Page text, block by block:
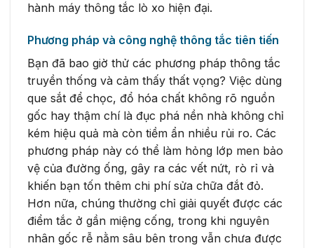
hành máy thông tắc lò xo hiện đại.
Phương pháp và công nghệ thông tắc tiên tiến
Bạn đã bao giờ thử các phương pháp thông tắc
truyền thống và cảm thấy thất vọng? Việc dùng
que sắt để chọc, đổ hóa chất không rõ nguồn
gốc hay thậm chí là đục phá nền nhà không chỉ
kém hiệu quả mà còn tiềm ẩn nhiều rủi ro. Các
phương pháp này có thể làm hỏng lớp men bảo
vệ của đường ống, gây ra các vết nứt, rò rỉ và
khiến bạn tốn thêm chi phí sửa chữa đắt đỏ.
Hơn nữa, chúng thường chỉ giải quyết được các
điểm tắc ở gần miệng cống, trong khi nguyên
nhân gốc rễ nằm sâu bên trong vẫn chưa được